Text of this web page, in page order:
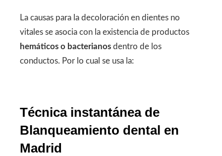
La causas para la decoloración en dientes no
vitales se asocia con la existencia de productos
hemáticos o bacterianos dentro de los
conductos. Por lo cual se usa la:
Técnica instantáneade
Blanqueamiento dental en
Madrid